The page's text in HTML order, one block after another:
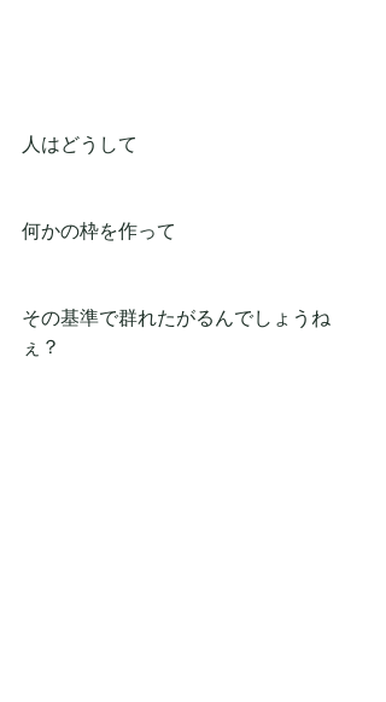
人はどうして
何かの枠を作って
その基準で群れたがるんでしょうね
ぇ？